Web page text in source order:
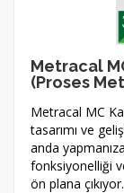
Metracal
(Proses
Metracal MC
tasarımı ve
anda
fonksiyonelliği
ön plana çıkıyor.